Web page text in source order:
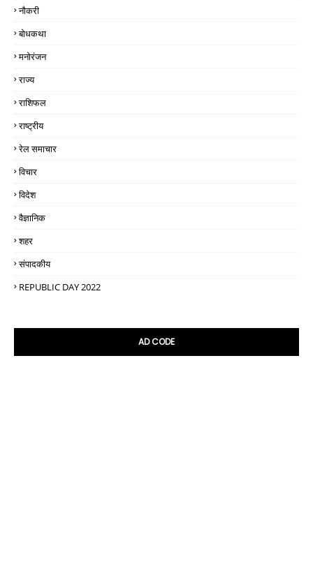
नौकरी
बोधकथा
मनोरंजन
राज्य
राशिफल
राष्ट्रीय
रेल समाचार
विचार
विदेश
वैज्ञानिक
शहर
संपादकीय
REPUBLIC DAY 2022
AD CODE